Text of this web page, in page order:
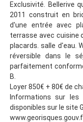
Exclusivité. Bellerive
2011 construit en
d'une entrée avec
terrasse avec cuisine
placards. salle d'eau.
réversible dans le
parfaitement
B.
Loyer 850€ + 80€ de
Informations sur
disponibles sur le site
www.georisques.gouv.fr